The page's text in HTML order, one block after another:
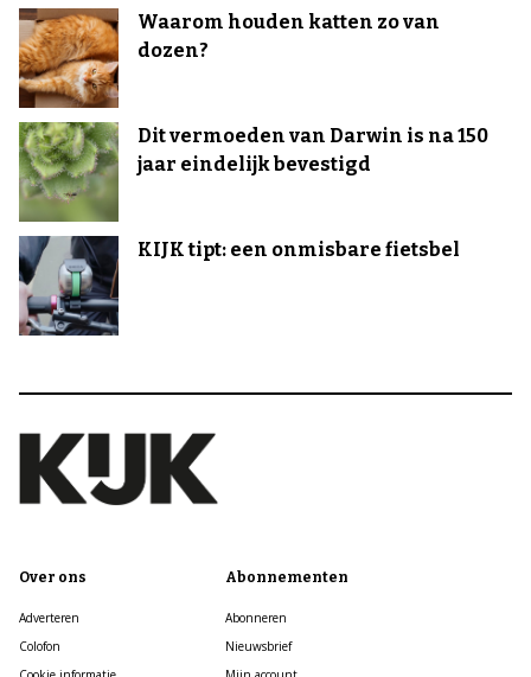
Waarom houden katten zo van
dozen?
Dit vermoeden van Darwin is na 150
jaar eindelijk bevestigd
KIJK tipt: een onmisbare fietsbel
Over ons
Adverteren
Colofon
Abonnementen
Abonneren
Nieuwsbrief